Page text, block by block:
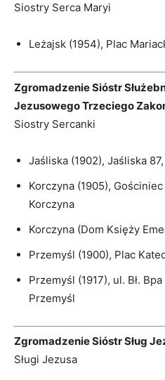
Siostry Serca Maryi
Leżajsk (1954), Plac
Zgromadzenie Sióstr
Jezusowego Trzeciego
Siostry Sercanki
Jaśliska (1902), Jaśliska
Korczyna (1905),
Korczyna
Korczyna (Dom Księży
Przemyśl (1900), Plac
Przemyśl (1917), ul. Bł.
Przemyśl
Zgromadzenie Sióstr Sług
Sługi Jezusa